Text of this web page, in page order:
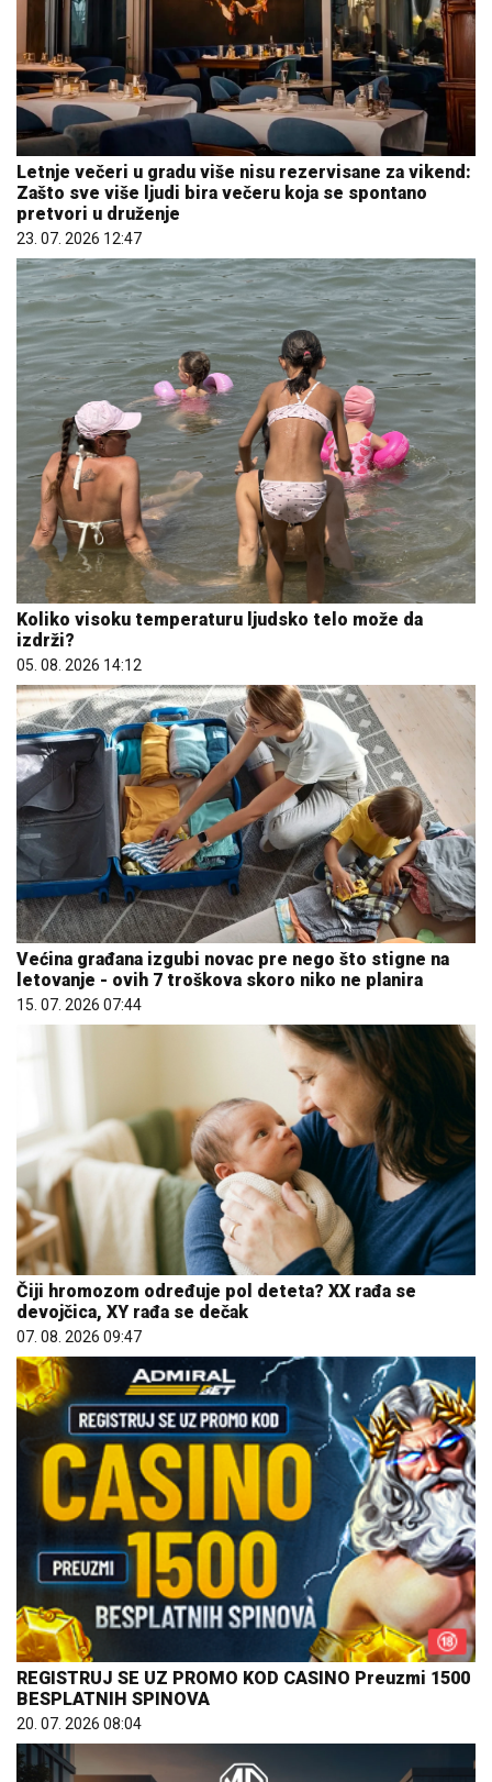
Letnje večeri u gradu više nisu rezervisane za vikend:
Zašto sve više ljudi bira večeru koja se spontano
pretvori u druženje
23. 07. 2026 12:47
Koliko visoku temperaturu ljudsko telo može da
izdrži?
05. 08. 2026 14:12
Većina građana izgubi novac pre nego što stigne na
letovanje - ovih 7 troškova skoro niko ne planira
15. 07. 2026 07:44
Čiji hromozom određuje pol deteta? XX rađa se
devojčica, XY rađa se dečak
07. 08. 2026 09:47
REGISTRUJ SE UZ PROMO KOD CASINO Preuzmi 1500
BESPLATNIH SPINOVA
20. 07. 2026 08:04